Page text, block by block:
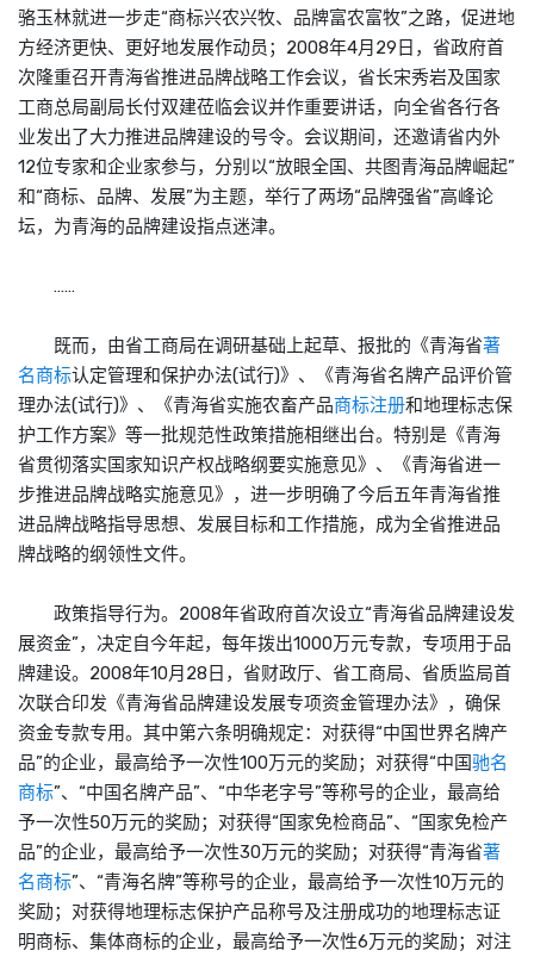
骆玉林就进一步走“商标兴农兴牧、品牌富农富牧”之路，促进地
方经济更快、更好地发展作动员；2008年4月29日，省政府首
次隆重召开青海省推进品牌战略工作会议，省长宋秀岩及国家
工商总局副局长付双建莅临会议并作重要讲话，向全省各行各
业发出了大力推进品牌建设的号令。会议期间，还邀请省内外
12位专家和企业家参与，分别以“放眼全国、共图青海品牌崛起”
和“商标、品牌、发展”为主题，举行了两场“品牌强省”高峰论
坛，为青海的品牌建设指点迷津。
……
既而，由省工商局在调研基础上起草、报批的《青海省著
名商标认定管理和保护办法(试行)》、《青海省名牌产品评价管
理办法(试行)》、《青海省实施农畜产品商标注册和地理标志保
护工作方案》等一批规范性政策措施相继出台。特别是《青海
省贯彻落实国家知识产权战略纲要实施意见》、《青海省进一
步推进品牌战略实施意见》，进一步明确了今后五年青海省推
进品牌战略指导思想、发展目标和工作措施，成为全省推进品
牌战略的纲领性文件。
政策指导行为。2008年省政府首次设立“青海省品牌建设发
展资金”，决定自今年起，每年拨出1000万元专款，专项用于品
牌建设。2008年10月28日，省财政厅、省工商局、省质监局首
次联合印发《青海省品牌建设发展专项资金管理办法》，确保
资金专款专用。其中第六条明确规定：对获得“中国世界名牌产
品”的企业，最高给予一次性100万元的奖励；对获得“中国驰名
商标”、“中国名牌产品”、“中华老字号”等称号的企业，最高给
予一次性50万元的奖励；对获得“国家免检商品”、“国家免检产
品”的企业，最高给予一次性30万元的奖励；对获得“青海省著
名商标”、“青海名牌”等称号的企业，最高给予一次性10万元的
奖励；对获得地理标志保护产品称号及注册成功的地理标志证
明商标、集体商标的企业，最高给予一次性6万元的奖励；对注